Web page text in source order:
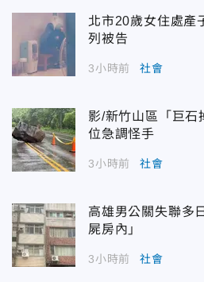
北市20歲女住處
列被告
3小時前 社會
影/新竹山區「巨
位急調怪手
3小時前 社會
高雄男公關失聯多
屍房內」
3小時前 社會